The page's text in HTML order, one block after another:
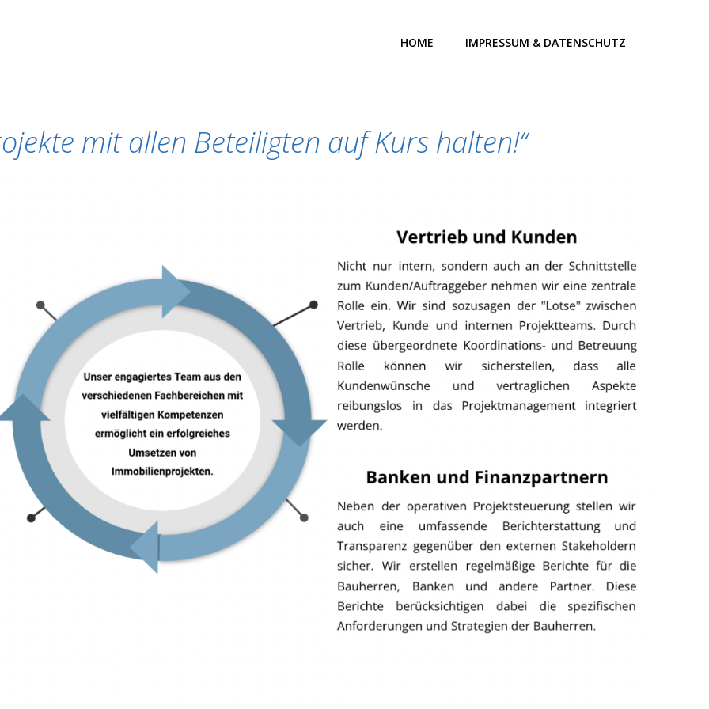
HOME IMPRESSUM & DATENSCHUTZ
mit allen Beteiligten auf Kurs halten!“